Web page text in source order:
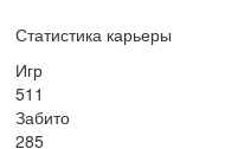
Статистика карьеры
Игр
511
Забито
285